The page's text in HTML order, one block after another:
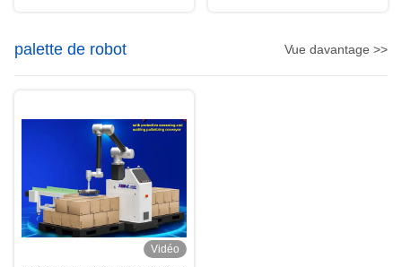
palette de robot Vue davantage >>
Vidéo